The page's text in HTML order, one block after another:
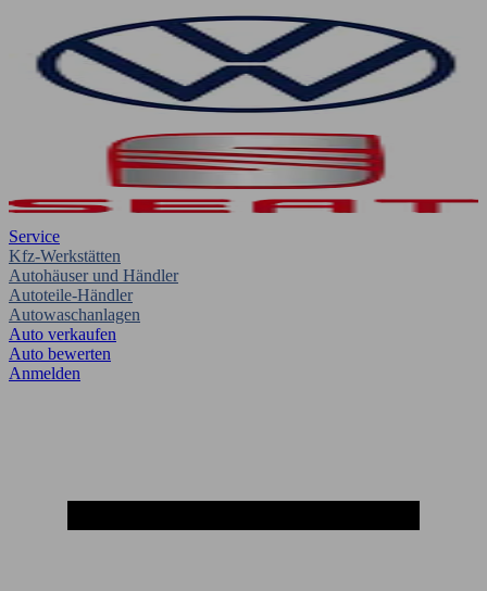
Service
Kfz-Werkstätten
Autohäuser und Händler
Autoteile-Händler
Autowaschanlagen
Auto verkaufen
Auto bewerten
Anmelden